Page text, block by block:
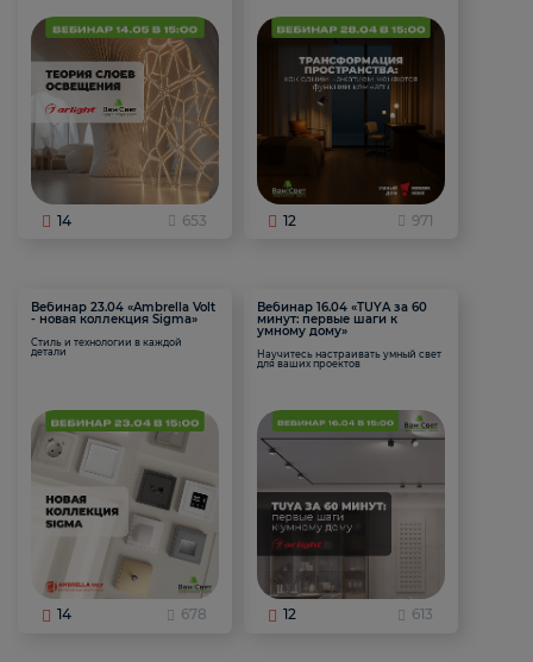
14 653 12 971
Вебинар 23.04 «Ambrella Volt
- новая коллекция Sigma»
Стиль и технологии в каждой
детали
14 678
Вебинар 16.04 «TUYA за 60
минут: первые шаги к
умному дому»
Научитесь настраивать умный свет
для ваших проектов
12 613